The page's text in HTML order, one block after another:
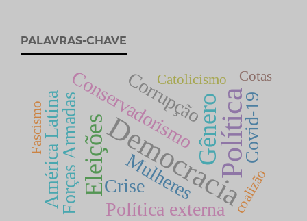
PALAVRAS-CHAVE
Democracia
Política
Eleições Gênero
Conservadorismo
Mulheres
Forças Armadas Crise
Corrupção Covid-19
América Latina
Política externa
Catolicismo
Fascismo
coalizão
Cotas